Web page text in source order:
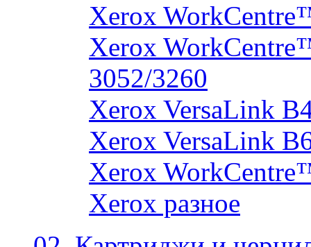
Xerox
Xerox
3052/3260
Xerox VersaLink
Xerox VersaLink
Xerox
Xerox разное